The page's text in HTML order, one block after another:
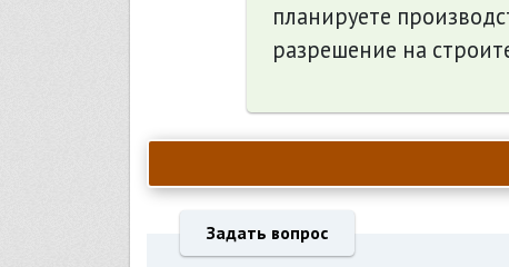
планируете
разрешение на
Задать вопрос